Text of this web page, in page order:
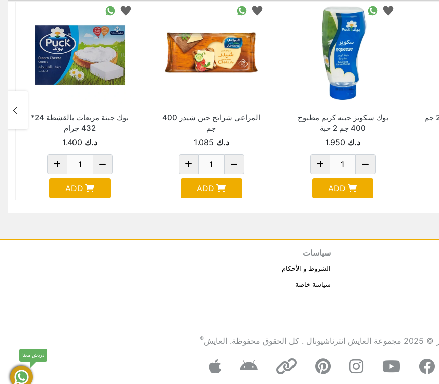
كابتن نادك جبنة مثلثات 240 جم
بوك سكويز جبنه كريم مطبوخ
400 جم 2 حبة
د.ك 1.950
ADD
المراعي شرائح جبن شيدر 400
جم
د.ك 1.085
ADD
بوك جبنة مربعات بالقشطة 24*
432 جرام
د.ك 1.400
ADD
سياسات
الشروط و الأحكام
سياسة خاصة
محفوظة. العايش®
دردش معنا